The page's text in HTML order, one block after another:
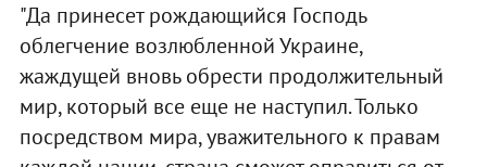
"Да принесет рождающийся Господь
облегчение возлюбленной Украине,
жаждущей вновь обрести продолжительный
мир, который все еще не наступил. Только
посредством мира, уважительного к правам